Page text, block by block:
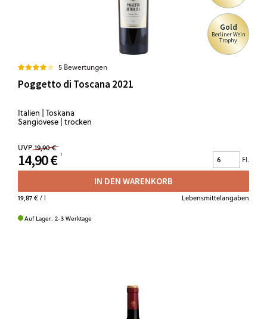
Gold
Berliner Wein
Trophy
5 Bewertungen
Poggetto di Toscana 2021
Italien | Toskana
Sangiovese | trocken
UVP 19,90 €
14,90 € Fl.
IN DEN WARENKORB
19,87 €/ l Lebensmittelangaben
Auf Lager. 2-3 Werktage